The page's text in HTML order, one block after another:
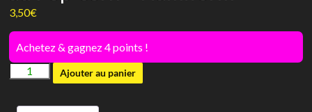
3,50€
Achetez & gagnez 4 points !
quantité
Plaisirs
Ajouter au panier